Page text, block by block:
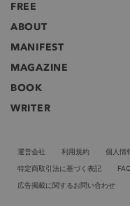
FREE
ABOUT
MANIFEST
MAGAZINE
BOOK
WRITER
運営会社 利用規約 個人情
特定商取引法に基づく表記
FAQ
広告掲載に関するお問い合わせ